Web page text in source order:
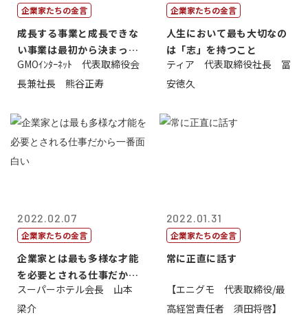
企業家たちの金言
成長する事業と成長できな
い事業は最初から決まって
いる
GMOｲﾝﾀｰﾈｯﾄ 代表取締役会
長兼社長 熊谷正寿
企業家たちの金言
人生において最も大切なの
は「志」を持つこと
ティア 代表取締役社長 冨
安徳久
2022.02.07
企業家たちの金言
企業家とは最も多様な才能
を必要とされる仕事だから
一番面白い
スーパーホテル会長 山本
梁介
2022.01.31
企業家たちの金言
常に正直に話す
【エニグモ 代表取締役/最
高経営責任者 須田将啓】